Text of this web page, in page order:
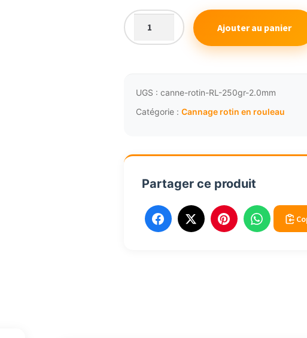
quantité
de
rotin
en
2.6mm
choix
Ajouter au panier
UGS : canne-rotin-RL-250gr-2.0mm
Catégorie : Cannage rotin en rouleau
Partager ce produit